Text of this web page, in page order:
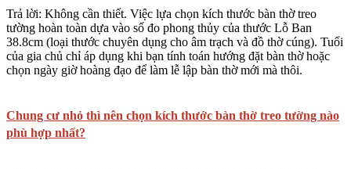
Trả lời: Không cần thiết. Việc lựa chọn kích thước bàn thờ treo
tường hoàn toàn dựa vào số đo phong thủy của thước Lỗ Ban
38.8cm (loại thước chuyên dụng cho âm trạch và đồ thờ cúng). Tuổi
của gia chủ chỉ áp dụng khi bạn tính toán hướng đặt bàn thờhoặc
chọn ngày giờ hoàng đạo để làm lễ lập bàn thờ mới mà thôi.
Chung cư nhỏ thì nên chọn kích thước bàn thờ treo tường nào
phù hợp nhất?